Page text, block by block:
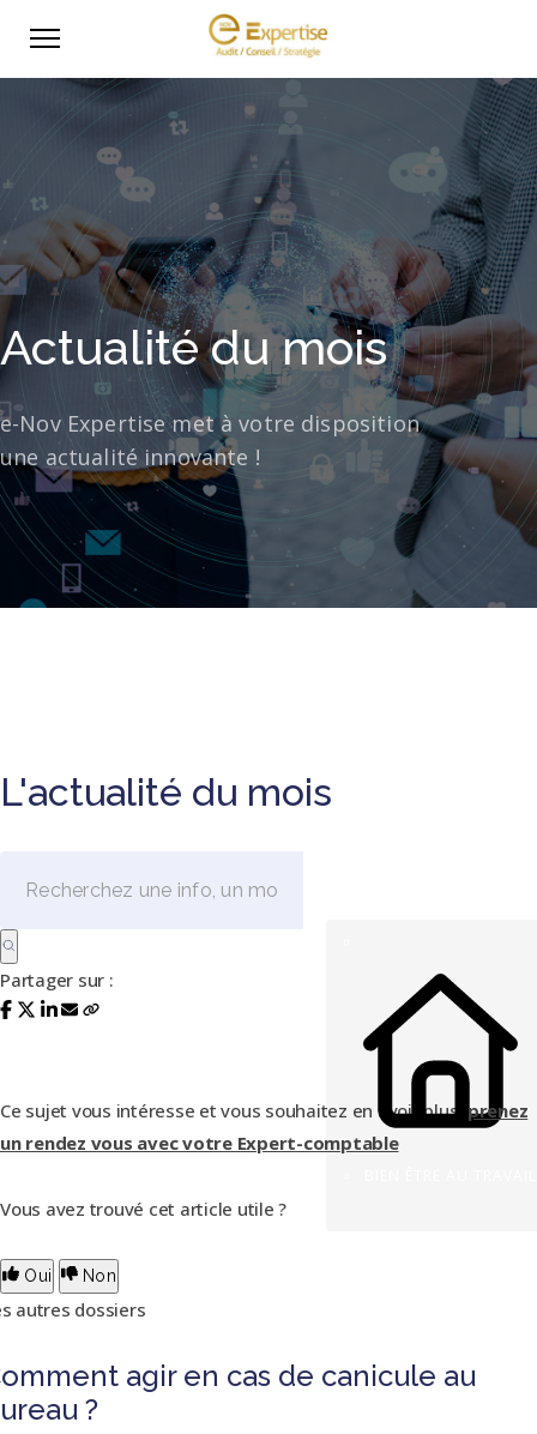
Actualité du mois
e-Nov Expertise met à votre disposition
une actualité innovante !
L'actualité du mois
Partager sur :
Ce sujet vous intéresse et vous souhaitez en avoir plus, prenez
un rendez vous avec votre Expert-comptable
Vous avez trouvé cet article utile ?
Oui Non
autres dossiers
agir en cas de canicule au
?